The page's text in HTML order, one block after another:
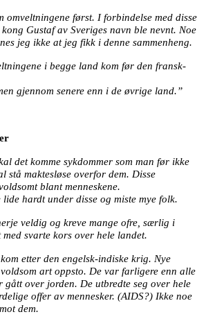
omveltningene først. I forbindelse med disse
Gustaf av Sveriges navn ble nevnt. Noe
jeg ikke at jeg fikk i denne sammenheng.
i begge land kom før den fransk-
gjennom senere enn i de øvrige land.”
det komme sykdommer som man før ikke
stå maktesløse overfor dem. Disse
blant menneskene.
hardt under disse og miste mye folk.
veldig og kreve mange ofre, særlig i
svarte kors over hele landet.
etter den engelsk-indiske krig. Nye
art oppsto. De var farligere enn alle
gått over jorden. De utbredte seg over hele
offer av mennesker. (AIDS?) Ikke noe
dem.